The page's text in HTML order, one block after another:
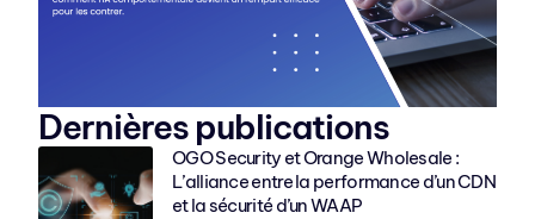
Dernières publications
OGO Security et Orange Wholesale :
L’alliance entre la performance d’un CDN
et la sécurité d’un WAAP